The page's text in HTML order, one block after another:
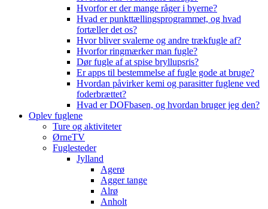
Hvorfor er der mange råger i byerne?
Hvad er punkttællingsprogrammet, og hvad
fortæller det os?
Hvor bliver svalerne og andre trækfugle af?
Hvorfor ringmærker man fugle?
Dør fugle af at spise bryllupsris?
Er apps til bestemmelse af fugle gode at bruge?
Hvordan påvirker kemi og parasitter fuglene ved
foderbrættet?
Hvad er DOFbasen, og hvordan bruger jeg den?
Oplev fuglene
Ture og aktiviteter
ØrneTV
Fuglesteder
Jylland
Agerø
Agger tange
Alrø
Anholt